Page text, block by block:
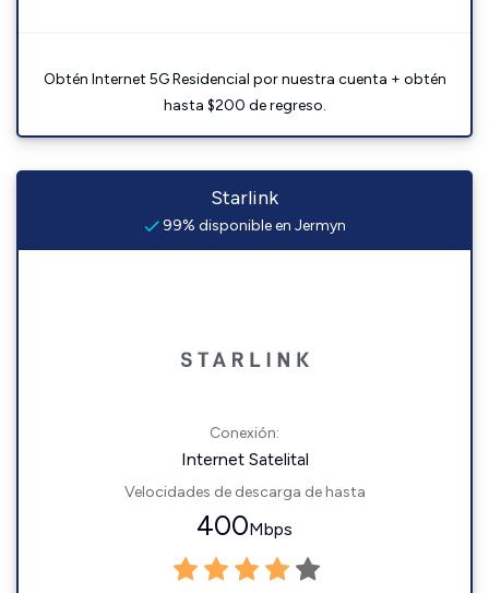
Obtén Internet 5G Residencial por nuestra cuenta + obtén
hasta $200 de regreso.
Starlink
99% disponible en Jermyn
Conexión:
Internet Satelital
Velocidades de descarga de hasta
400Mbps